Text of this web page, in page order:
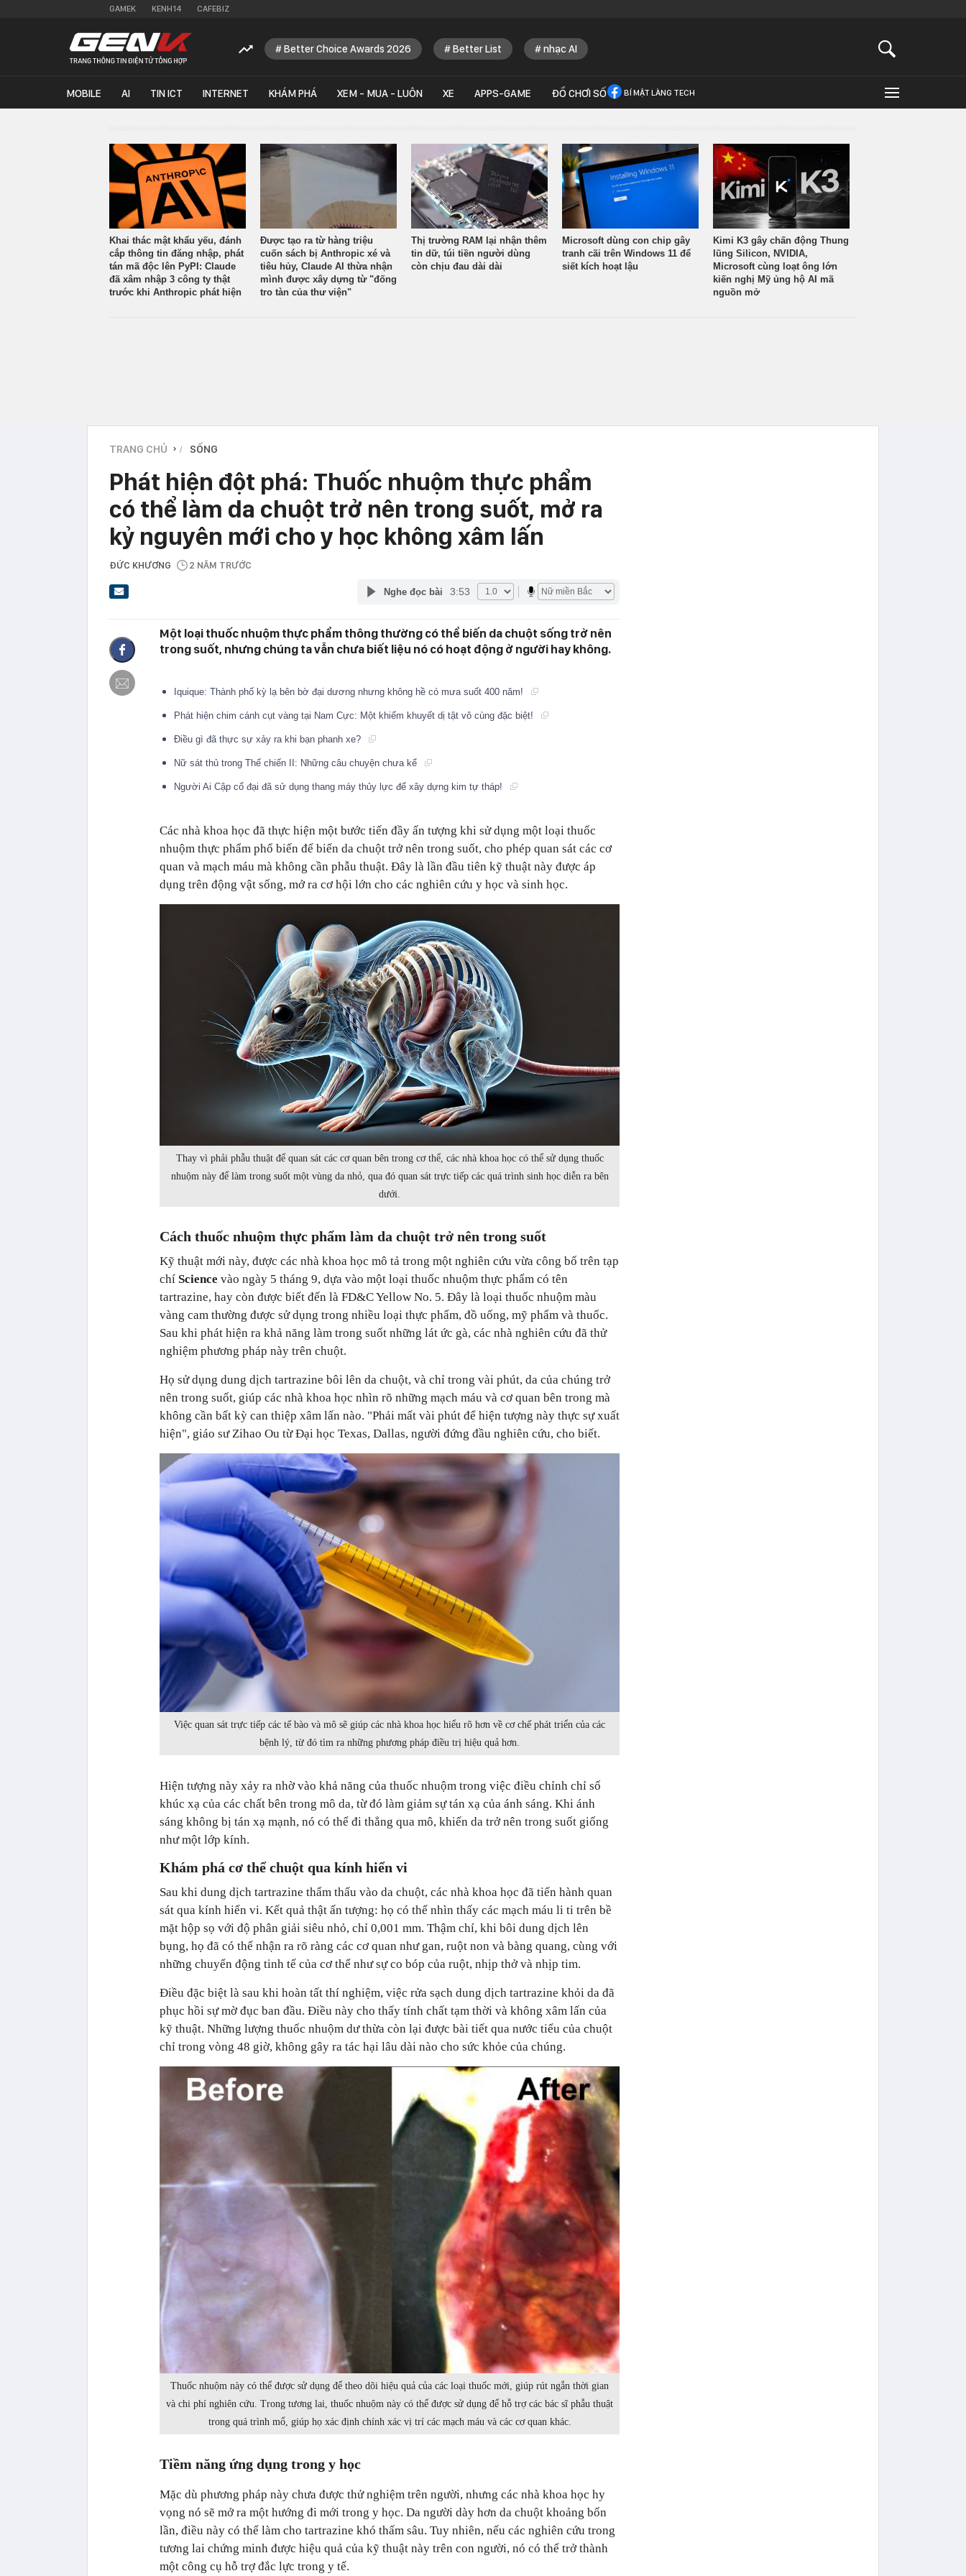
GAMEK KENH14 CAFEBIZ
Better Choice Awards 2026 Better List nhạc AI
MOBILE AI TIN ICT INTERNET KHÁM PHÁ XEM - MUA - LUÔN XE APPS-GAME ĐỒ CHƠI SỐ BÍ MẬT LÀNG TECH
Khai thác mật khẩu yếu, đánh
cắp thông tin đăng nhập, phát
tán mã độc lên PyPI: Claude
đã xâm nhập 3 công ty thật
trước khi Anthropic phát hiện
Được tạo ra từ hàng triệu
cuốn sách bị Anthropic xé và
tiêu hủy, Claude AI thừa nhận
mình được xây dựng từ "đống
tro tàn của thư viện"
Thị trường RAM lại nhận thêm
tin dữ, túi tiền người dùng
còn chịu đau dài dài
Microsoft dùng con chip gây
tranh cãi trên Windows 11 để
siết kích hoạt lậu
Kimi K3 gây chấn động Thung
lũng Silicon, NVIDIA,
Microsoft cùng loạt ông lớn
kiến nghị Mỹ ủng hộ AI mã
nguồn mở
TRANG CHỦ › SỐNG
Phát hiện đột phá: Thuốc nhuộm thực phẩm
có thể làm da chuột trở nên trong suốt, mở ra
kỷ nguyên mới cho y học không xâm lấn
ĐỨC KHƯƠNG 2 NĂM TRƯỚC
Nghe đọc bài 3:53
Một loại thuốc nhuộm thực phẩm thông thường có thể biến da chuột sống trở nên
trong suốt, nhưng chúng ta vẫn chưa biết liệu nó có hoạt động ở người hay không.
Iquique: Thành phố kỳ lạ bên bờ đại dương nhưng không hề có mưa suốt 400 năm!
Phát hiện chim cánh cụt vàng tại Nam Cực: Một khiếm khuyết dị tật vô cùng đặc biệt!
Điều gì đã thực sự xảy ra khi bạn phanh xe?
Nữ sát thủ trong Thế chiến II: Những câu chuyện chưa kể
Người Ai Cập cổ đại đã sử dụng thang máy thủy lực để xây dựng kim tự tháp!
Các nhà khoa học đã thực hiện một bước tiến đầy ấn tượng khi sử dụng một loại thuốc
nhuộm thực phẩm phổ biến để biến da chuột trở nên trong suốt, cho phép quan sát các cơ
quan và mạch máu mà không cần phẫu thuật. Đây là lần đầu tiên kỹ thuật này được áp
dụng trên động vật sống, mở ra cơ hội lớn cho các nghiên cứu y học và sinh học.
Thay vì phải phẫu thuật để quan sát các cơ quan bên trong cơ thể, các nhà khoa học có thể sử dụng thuốc
nhuộm này để làm trong suốt một vùng da nhỏ, qua đó quan sát trực tiếp các quá trình sinh học diễn ra bên
dưới.
Cách thuốc nhuộm thực phẩm làm da chuột trở nên trong suốt
Kỹ thuật mới này, được các nhà khoa học mô tả trong một nghiên cứu vừa công bố trên tạp
chí Science vào ngày 5 tháng 9, dựa vào một loại thuốc nhuộm thực phẩm có tên
tartrazine, hay còn được biết đến là FD&C Yellow No. 5. Đây là loại thuốc nhuộm màu
vàng cam thường được sử dụng trong nhiều loại thực phẩm, đồ uống, mỹ phẩm và thuốc.
Sau khi phát hiện ra khả năng làm trong suốt những lát ức gà, các nhà nghiên cứu đã thử
nghiệm phương pháp này trên chuột.
Họ sử dụng dung dịch tartrazine bôi lên da chuột, và chỉ trong vài phút, da của chúng trở
nên trong suốt, giúp các nhà khoa học nhìn rõ những mạch máu và cơ quan bên trong mà
không cần bất kỳ can thiệp xâm lấn nào. "Phải mất vài phút để hiện tượng này thực sự xuất
hiện", giáo sư Zihao Ou từ Đại học Texas, Dallas, người đứng đầu nghiên cứu, cho biết.
Việc quan sát trực tiếp các tế bào và mô sẽ giúp các nhà khoa học hiểu rõ hơn về cơ chế phát triển của các
bệnh lý, từ đó tìm ra những phương pháp điều trị hiệu quả hơn.
Hiện tượng này xảy ra nhờ vào khả năng của thuốc nhuộm trong việc điều chỉnh chỉ số
khúc xạ của các chất bên trong mô da, từ đó làm giảm sự tán xạ của ánh sáng. Khi ánh
sáng không bị tán xạ mạnh, nó có thể đi thẳng qua mô, khiến da trở nên trong suốt giống
như một lớp kính.
Khám phá cơ thể chuột qua kính hiển vi
Sau khi dung dịch tartrazine thẩm thấu vào da chuột, các nhà khoa học đã tiến hành quan
sát qua kính hiển vi. Kết quả thật ấn tượng: họ có thể nhìn thấy các mạch máu li ti trên bề
mặt hộp sọ với độ phân giải siêu nhỏ, chỉ 0,001 mm. Thậm chí, khi bôi dung dịch lên
bụng, họ đã có thể nhận ra rõ ràng các cơ quan như gan, ruột non và bàng quang, cùng với
những chuyển động tinh tế của cơ thể như sự co bóp của ruột, nhịp thở và nhịp tim.
Điều đặc biệt là sau khi hoàn tất thí nghiệm, việc rửa sạch dung dịch tartrazine khỏi da đã
phục hồi sự mờ đục ban đầu. Điều này cho thấy tính chất tạm thời và không xâm lấn của
kỹ thuật. Những lượng thuốc nhuộm dư thừa còn lại được bài tiết qua nước tiểu của chuột
chỉ trong vòng 48 giờ, không gây ra tác hại lâu dài nào cho sức khỏe của chúng.
Thuốc nhuộm này có thể được sử dụng để theo dõi hiệu quả của các loại thuốc mới, giúp rút ngắn thời gian
và chi phí nghiên cứu. Trong tương lai, thuốc nhuộm này có thể được sử dụng để hỗ trợ các bác sĩ phẫu thuật
trong quá trình mổ, giúp họ xác định chính xác vị trí các mạch máu và các cơ quan khác.
Tiềm năng ứng dụng trong y học
Mặc dù phương pháp này chưa được thử nghiệm trên người, nhưng các nhà khoa học hy
vọng nó sẽ mở ra một hướng đi mới trong y học. Da người dày hơn da chuột khoảng bốn
lần, điều này có thể làm cho tartrazine khó thấm sâu. Tuy nhiên, nếu các nghiên cứu trong
tương lai chứng minh được hiệu quả của kỹ thuật này trên con người, nó có thể trở thành
một công cụ hỗ trợ đắc lực trong y tế.